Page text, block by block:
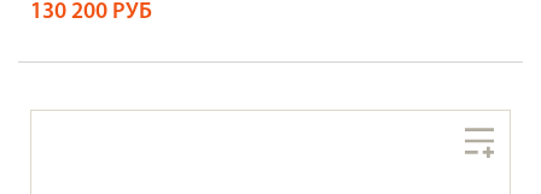
130 200 РУБ